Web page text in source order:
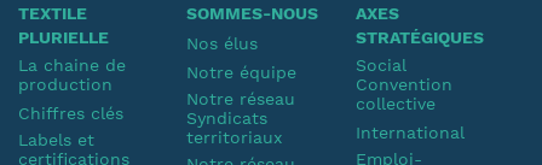
TEXTILE
PLURIELLE
La chaine de
production
Chiffres clés
Labels et
certifications
SOMMES-NOUS
Nos élus
Notre équipe
Notre réseau
Syndicats
territoriaux
AXES
STRATÉGIQUES
Social
Convention
collective
International
Emploi-